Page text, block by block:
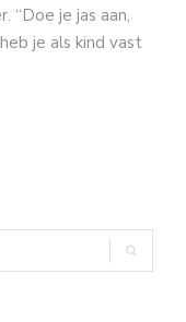
“Doe je jas aan,
je als kind vast